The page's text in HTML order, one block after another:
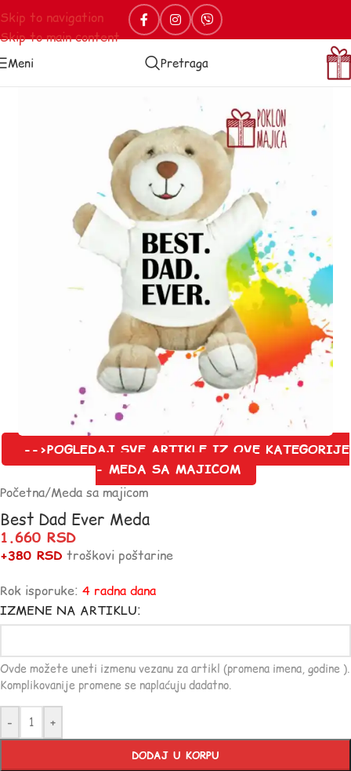
Skip to navigation
Skip to main content
Meni Pretraga
-->POGLEDAJ SVE ARTIKLE IZ OVE KATEGORIJE
- MEDA SA MAJICOM
Početna/Meda sa majicom
Best Dad Ever Meda
1.660 RSD
+380 RSD troškovi poštarine
Rok isporuke: 4 radna dana
IZMENE NA ARTIKLU:
Ovde možete uneti izmenu vezanu za artikl (promena imena, godine ).
Komplikovanije promene se naplaćuju dadatno.
- +
DODAJ U KORPU